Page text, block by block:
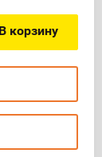
В корзину